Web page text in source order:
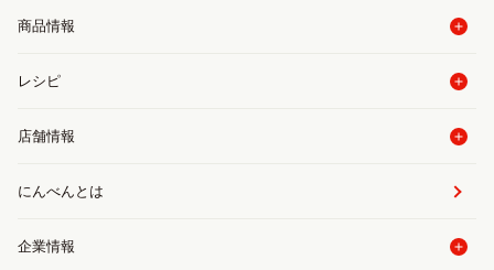
商品情報
レシピ
店舗情報
にんべんとは
企業情報